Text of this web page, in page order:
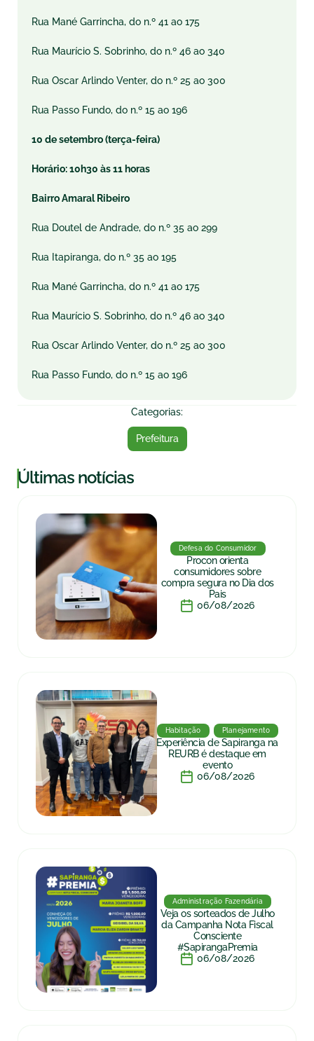
Rua Mané Garrincha, do n.º 41 ao 175
Rua Maurício S. Sobrinho, do n.º 46 ao 340
Rua Oscar Arlindo Venter, do n.º 25 ao 300
Rua Passo Fundo, do n.º 15 ao 196
10 de setembro (terça-feira)
Horário: 10h30 às 11 horas
Bairro Amaral Ribeiro
Rua Doutel de Andrade, do n.º 35 ao 299
Rua Itapiranga, do n.º 35 ao 195
Rua Mané Garrincha, do n.º 41 ao 175
Rua Maurício S. Sobrinho, do n.º 46 ao 340
Rua Oscar Arlindo Venter, do n.º 25 ao 300
Rua Passo Fundo, do n.º 15 ao 196
Categorias:
Prefeitura
|Últimas notícias
Defesa do Consumidor
Procon orienta
consumidores sobre
compra segura no Dia dos
Pais
06/08/2026
Habitação Planejamento
Experiência de Sapiranga na
REURB é destaque em
evento
06/08/2026
Administração Fazendária
Veja os sorteados de Julho
da Campanha Nota Fiscal
Consciente
#SapirangaPremia
06/08/2026